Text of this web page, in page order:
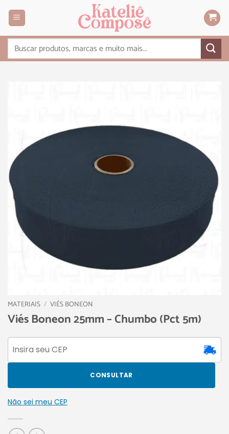
MATERIAIS / VIÉS BONEON
Viés Boneon 25mm – Chumbo (Pct 5m)
CONSULTAR
Não sei meu CEP